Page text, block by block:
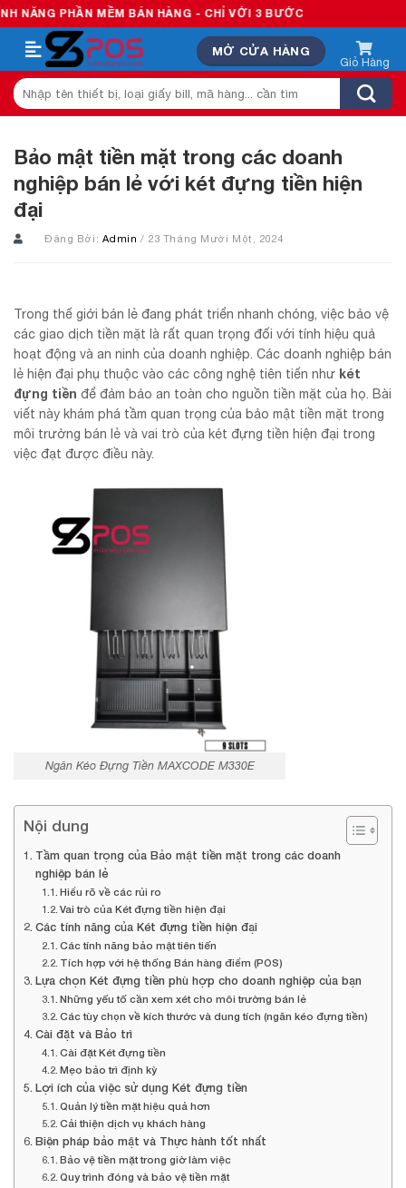
Skip
to
content
MỀM BÁN HÀNG - CHỈ VỚI 3 BƯỚC
MỞ CỬA HÀNG
Tìm
kiếm:
Bảo mật tiền mặt trong các doanh
nghiệp bán lẻ với két đựng tiền hiện
đại
Đăng Bởi: Admin/ 23 Tháng Mười Một, 2024
Trong thế giới bán lẻ đang phát triển nhanh chóng, việc bảo vệ
các giao dịch tiền mặt là rất quan trọng đối với tính hiệu quả
hoạt động và an ninh của doanh nghiệp. Các doanh nghiệp bán
lẻ hiện đại phụ thuộc vào các công nghệ tiên tiến như két
đựng tiền để đảm bảo an toàn cho nguồn tiền mặt của họ. Bài
viết này khám phá tầm quan trọng của bảo mật tiền mặt trong
môi trường bán lẻ và vai trò của két đựng tiền hiện đại trong
việc đạt được điều này.
Ngăn Kéo Đựng Tiền MAXCODE M330E
Nội dung
Tầm quan trọng của Bảo mật tiền mặt trong các doanh
nghiệp bán lẻ
Hiểu rõ về các rủi ro
Vai trò của Két đựng tiền hiện đại
Các tính năng của Két đựng tiền hiện đại
Các tính năng bảo mật tiên tiến
Tích hợp với hệ thống Bán hàng điểm (POS)
Lựa chọn Két đựng tiền phù hợp cho doanh nghiệp của bạn
Những yếu tố cần xem xét cho môi trường bán lẻ
Các tùy chọn về kích thước và dung tích (ngăn kéo đựng tiền)
Cài đặt và Bảo trì
Cài đặt Két đựng tiền
Mẹo bảo trì định kỳ
Lợi ích của việc sử dụng Két đựng tiền
Quản lý tiền mặt hiệu quả hơn
Cải thiện dịch vụ khách hàng
Biện pháp bảo mật và Thực hành tốt nhất
Bảo vệ tiền mặt trong giờ làm việc
Quy trình đóng và bảo vệ tiền mặt